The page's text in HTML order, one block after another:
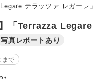
テラッツァ レガーレ」
「Terrazza Legare
写真レポートあり
まで